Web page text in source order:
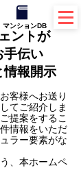
マンションDB
ントが
手伝い
情報開示
客様へお送り
てご紹介しま
提案をするこ
情報をいただ
ラー要素がな
、本ホームペ